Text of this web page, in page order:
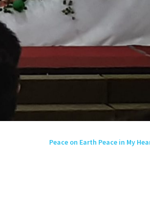
Peace on Earth Peace in My